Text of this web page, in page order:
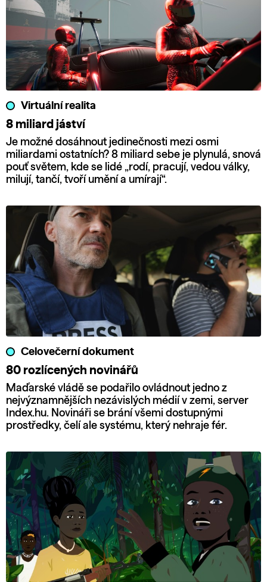
Virtuální realita
8 miliard jáství
Je možné dosáhnout jedinečnosti mezi osmi
miliardami ostatních? 8 miliard sebe je plynulá, snová
pouť světem, kde se lidé „rodí, pracují, vedou války,
milují, tančí, tvoří umění a umírají“.
Celovečerní dokument
80 rozlícených novinářů
Maďarské vládě se podařilo ovládnout jedno z
nejvýznamnějších nezávislých médií v zemi, server
Index.hu. Novináři se brání všemi dostupnými
prostředky, čelí ale systému, který nehraje fér.